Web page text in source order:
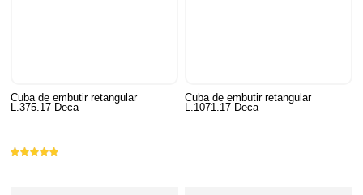
Cuba de embutir retangular
L.375.17 Deca
Cuba de embutir retangular
L.1071.17 Deca